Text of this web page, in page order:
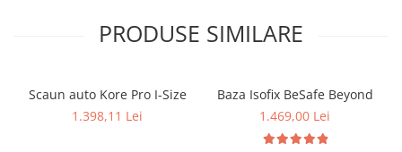
Design-ul acestui scaun previne utilizarea gresita, iar ca parinte,
poti avea incredere ca micutul tau se va asigura corect, pentru
PRODUSE SIMILARE
Scaun auto Kore Pro I-Size
1.398,11 Lei
Baza Isofix BeSafe Beyond
1.469,00 Lei